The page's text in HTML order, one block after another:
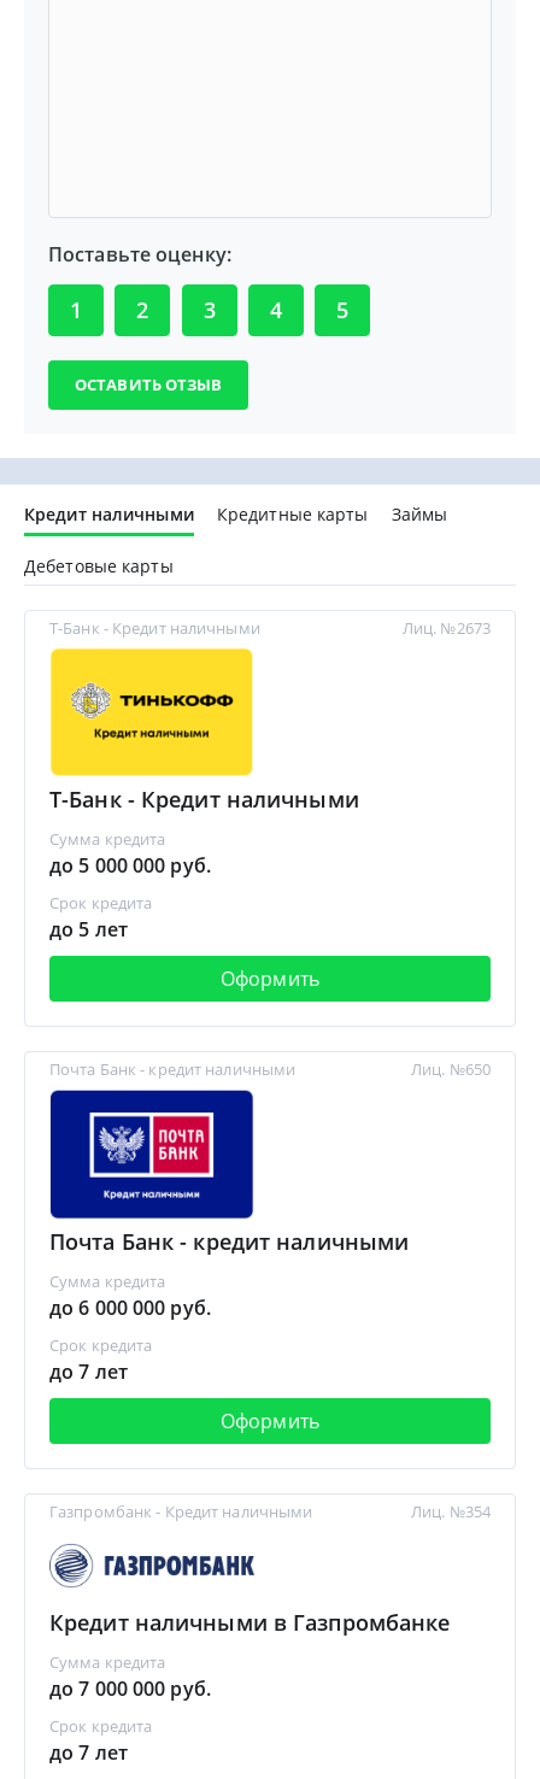
Поставьте оценку:
1 2 3 4 5
Кредит наличными Кредитные карты Займы
Дебетовые карты
Т-Банк - Кредит наличными
Т-Банк - Кредит наличными
Сумма кредита
до 5 000 000 руб.
Срок кредита
до 5 лет
Оформить
Лиц. №2673
Почта Банк - кредит наличными
Почта Банк - кредит наличными
Сумма кредита
до 6 000 000 руб.
Срок кредита
до 7 лет
Оформить
Лиц. №650
Газпромбанк - Кредит наличными
Кредит наличными в Газпромбанке
Сумма кредита
до 7 000 000 руб.
Срок кредита
до 7 лет
Лиц. №354